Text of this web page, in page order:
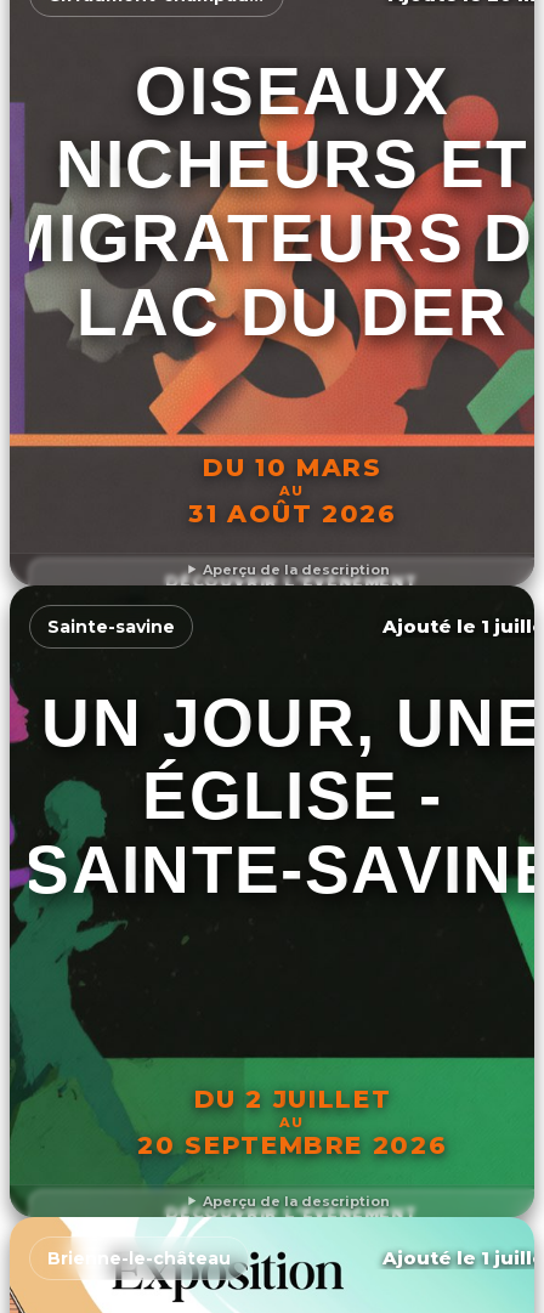
Aperçu de la description
OISEAUX
NICHEURS ET
MIGRATEURS
LAC DU DER
DU 10 MARS
AU
31 AOÛT 2026
DÉCOUVRIR L'ÉVÉNEMENT
Aperçu de la description
Sainte-savine Ajouté le 1
UN JOUR, UNE
ÉGLISE -
SAINTE-
DU 2 JUILLET
AU
20 SEPTEMBRE 2026
DÉCOUVRIR L'ÉVÉNEMENT
Brienne-le-château Ajouté le 1